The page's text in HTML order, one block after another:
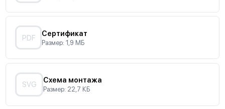
PDF
Сертификат
Размер: 1,9 МБ
SVG
Схема монтажа
Размер: 22,7 КБ